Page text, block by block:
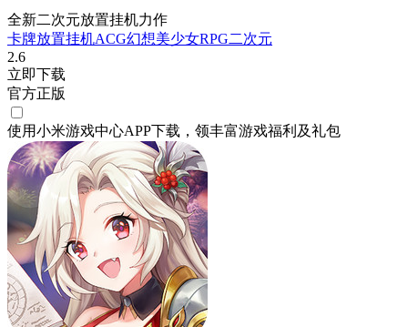
全新二次元放置挂机力作
卡牌放置挂机ACG幻想美少女RPG二次元
2.6
立即下载
官方正版
使用小米游戏中心APP下载 ，领丰富游戏福利 及礼包